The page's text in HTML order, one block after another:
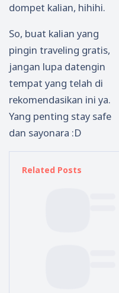
dompet kalian, hihihi.
So, buat kalian yang
pingin traveling gratis,
jangan lupa datengin
tempat yang telah di
rekomendasikan ini ya.
Yang penting stay safe
dan sayonara :D
Related Posts